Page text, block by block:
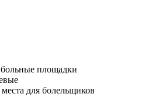
площадки
для болельщиков